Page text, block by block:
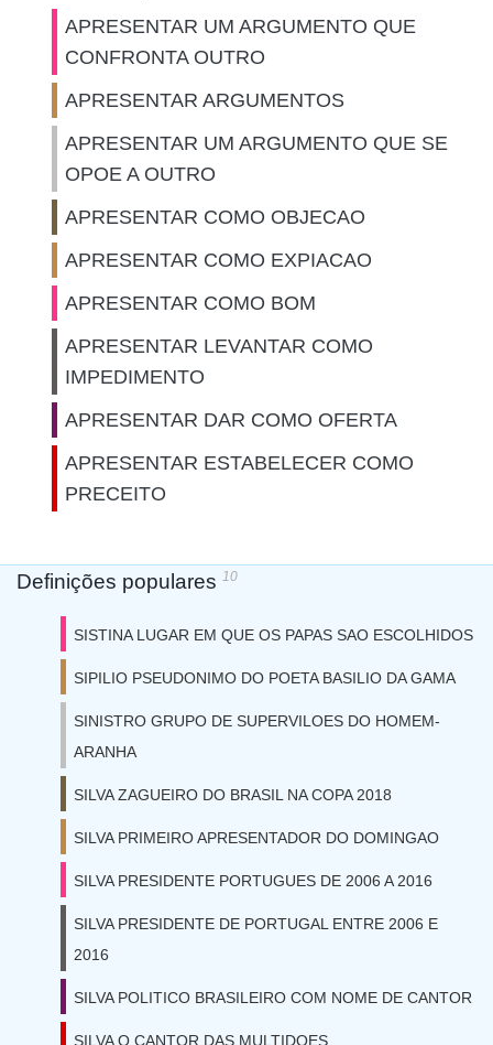
APRESENTAR UM ARGUMENTO QUE
CONFRONTA OUTRO
APRESENTAR ARGUMENTOS
APRESENTAR UM ARGUMENTO QUE SE
OPOE A OUTRO
APRESENTAR COMO OBJECAO
APRESENTAR COMO EXPIACAO
APRESENTAR COMO BOM
APRESENTAR LEVANTAR COMO
IMPEDIMENTO
APRESENTAR DAR COMO OFERTA
APRESENTAR ESTABELECER COMO
PRECEITO
Definições populares 10
SISTINA LUGAR EM QUE OS PAPAS SAO ESCOLHIDOS
SIPILIO PSEUDONIMO DO POETA BASILIO DA GAMA
SINISTRO GRUPO DE SUPERVILOES DO HOMEM-
ARANHA
SILVA ZAGUEIRO DO BRASIL NA COPA 2018
SILVA PRIMEIRO APRESENTADOR DO DOMINGAO
SILVA PRESIDENTE PORTUGUES DE 2006 A 2016
SILVA PRESIDENTE DE PORTUGAL ENTRE 2006 E
2016
SILVA POLITICO BRASILEIRO COM NOME DE CANTOR
SILVA O CANTOR DAS MULTIDOES